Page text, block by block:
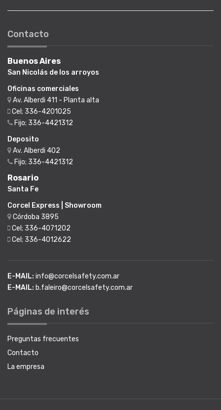
Contacto
Buenos Aires
San Nicolás de los arroyos
Oficinas comerciales
Av. Alberdi 411 - Planta alta
Cel; 336-4201025
Fijo; 336-4421312
Deposito
Av. Alberdi 402
Fijo; 336-4421312
Rosario
Santa Fe
Corcel Express | Showroom
Córdoba 3895
Cel; 336-4071202
Cel; 336-4012622
E-MAIL: info@corcelsafety.com.ar
E-MAIL: b.faleiro@corcelsafety.com.ar
Páginas de interés
Preguntas frecuentes
Contacto
La empresa